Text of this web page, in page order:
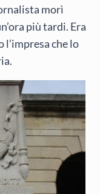
morì
più tardi. Era
l’impresa che lo